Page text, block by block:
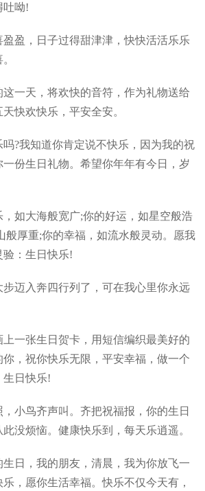
吐呦!
盈，日子过得甜津津，快快活活乐乐
一天，将欢快的音符，作为礼物送给
快欢快乐，平安全安。
我知道你肯定说不快乐，因为我的祝
份生日礼物。希望你年年有今日，岁
如大海般宽广;你的好运，如星空般浩
般厚重;你的幸福，如流水般灵动。愿我
验：生日快乐!
迈入奔四行列了，可在我心里你永远
一张生日贺卡，用短信编织最美好的
，祝你快乐无限，平安幸福，做一个
生日快乐!
鸟齐声叫。齐把祝福报，你的生日
没烦恼。健康快乐到，每天乐逍遥。
日，我的朋友，清晨，我为你放飞一
，愿你生活幸福。快乐不仅今天有，